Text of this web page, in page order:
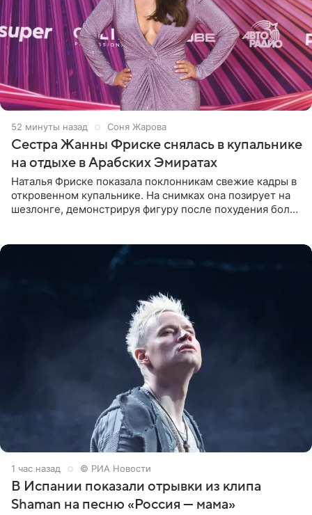
52 минуты назад Соня Жарова
Сестра Жанны Фриске снялась в купальнике
на отдыхе в Арабских Эмиратах
Наталья Фриске показала поклонникам свежие кадры в
откровенном купальнике. На снимках она позирует на
шезлонге, демонстрируя фигуру после похудения более
1 час назад © РИА Новости
В Испании показали отрывки из клипа
Shaman на песню «Россия — мама»